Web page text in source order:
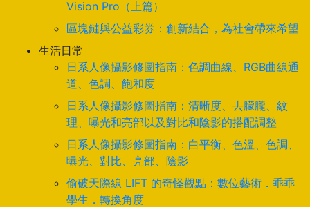
Vision Pro（上篇）
區塊鏈與公益彩券：創新結合，為社會帶來希望
生活日常
日系人像攝影修圖指南：色調曲線、RGB曲線通
道、色調、飽和度
日系人像攝影修圖指南：清晰度、去朦朧、紋
理、曝光和亮部以及對比和陰影的搭配調整
日系人像攝影修圖指南：白平衡、色溫、色調、
曝光、對比、亮部、陰影
偷破天際線 LIFT 的奇怪觀點：數位藝術．乖乖
學生．轉換角度